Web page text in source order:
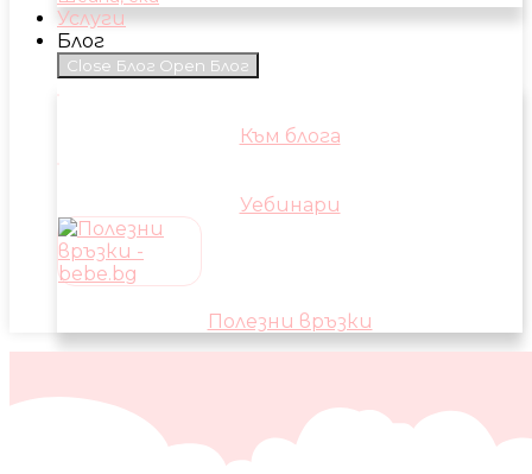
Услуги
Блог
Close Блог Open Блог
Към блога
Уебинари
Полезни връзки